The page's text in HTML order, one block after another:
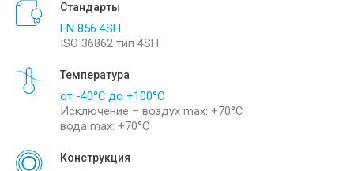
Стандарты
EN 856 4SH
ISO 36862 тип 4SH
Температура
от -40°С до +100°С
Исключение – воздух max: +70°С
вода max: +70°С
Конструкция